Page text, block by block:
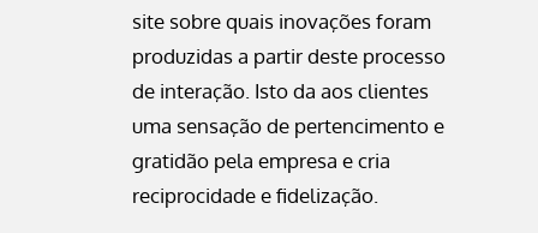
site sobre quais inovações foram
produzidas a partir deste processo
de interação. Isto da aos clientes
uma sensação de pertencimento e
gratidão pela empresa e cria
reciprocidade e fidelização.